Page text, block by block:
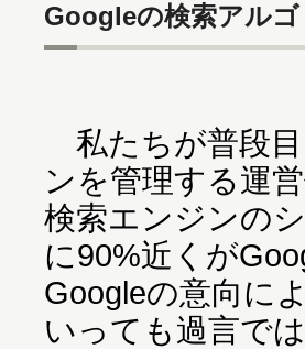
Googleの検索アル
私たちが普段
ンを管理する運
検索エンジンの
に90%近くが
Googleの意向に
いっても過言では